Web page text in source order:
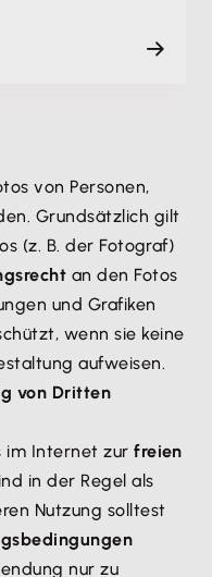
von Personen,
Grundsätzlich gilt
(z. B. der Fotograf)
an den Fotos
und Grafiken
wenn sie keine
aufweisen.
von Dritten
im Internet zurfreien
in der Regel als
Nutzung solltest
nur zu